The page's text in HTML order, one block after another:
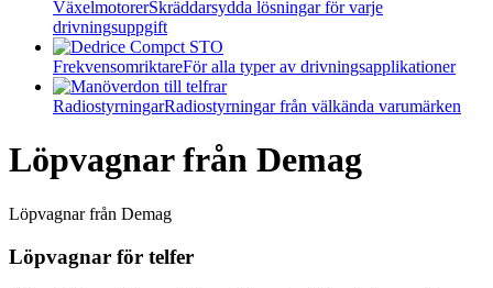
VäxelmotorerSkräddarsydda lösningar för varje
drivningsuppgift
FrekvensomriktareFör alla typer av drivningsapplikationer
RadiostyrningarRadiostyrningar från välkända varumärken
Löpvagnar från Demag
Löpvagnar från Demag
Löpvagnar för telfer